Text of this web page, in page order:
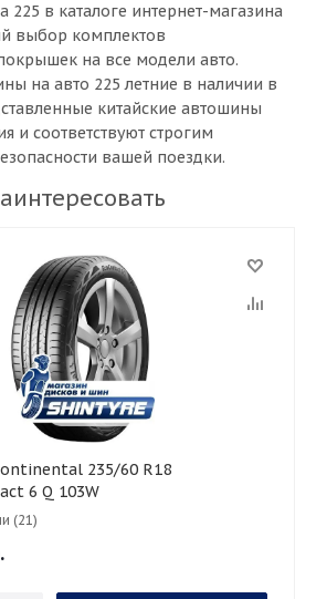
225 в каталоге интернет-магазина
выбор комплектов
на все модели авто.
на авто 225 летние в наличии в
китайские автошины
и соответствуют строгим
вашей поездки.
6 Q 103W
(21)